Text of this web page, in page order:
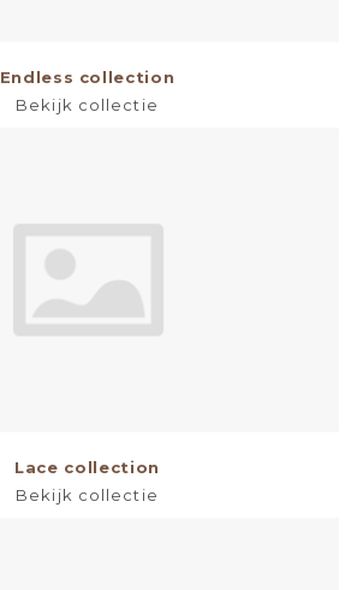
Endless collection
Bekijk collectie
Lace collection
Bekijk collectie